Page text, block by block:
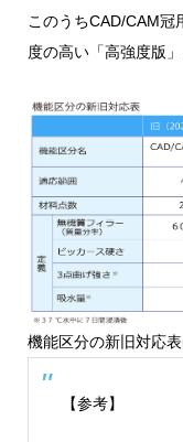
このうちCAD/CAM
度の高い「高強度版」
機能区分の新旧対応
【参考】